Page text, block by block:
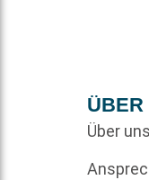
ÜBER
Über uns